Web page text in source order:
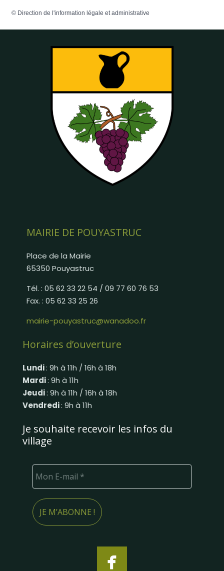
© Direction de l'information légale et administrative
MAIRIE DE POUYASTRUC
Place de la Mairie
65350 Pouyastruc
Tél. : 05 62 33 22 54 / 09 77 60 76 53
Fax. : 05 62 33 25 26
mairie-pouyastruc@wanadoo.fr
Horaires d’ouverture
Lundi: 9h à 11h / 16h à 18h
Mardi: 9h à 11h
Jeudi: 9h à 11h / 16h à 18h
Vendredi: 9h à 11h
Je souhaite recevoir les infos du
village